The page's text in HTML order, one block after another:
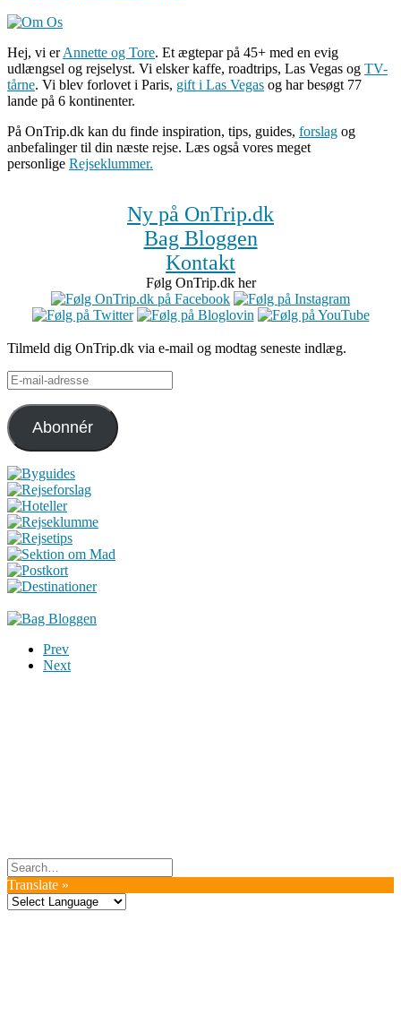
Hej, vi erAnnette og Tore. Et ægtepar på 45+ med en evig
udlængsel og rejselyst. Vi elsker kaffe, roadtrips, Las Vegas og TV-
tårne. Vi blev forlovet i Paris, gift i Las Vegas og har besøgt 77
lande på 6 kontinenter.
På OnTrip.dk kan du finde inspiration, tips, guides, forslag og
anbefalinger til din næste rejse. Læs også vores meget
personlige Rejseklummer.
Ny på OnTrip.dk
Bag Bloggen
Kontakt
Følg OnTrip.dk her
Tilmeld dig OnTrip.dk via e-mail og modtag seneste indlæg.
E-
mail-
adresse
Abonnér
Prev
Next
Translate »